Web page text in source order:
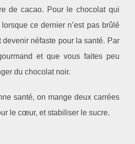
de cacao. Pour le chocolat qui
ce dernier n’est pas brûlé
devenir néfaste pour la santé. Par
et que vous faites peu
du chocolat noir.
santé, on mange deux carrées
le cœur, et stabiliser le sucre.